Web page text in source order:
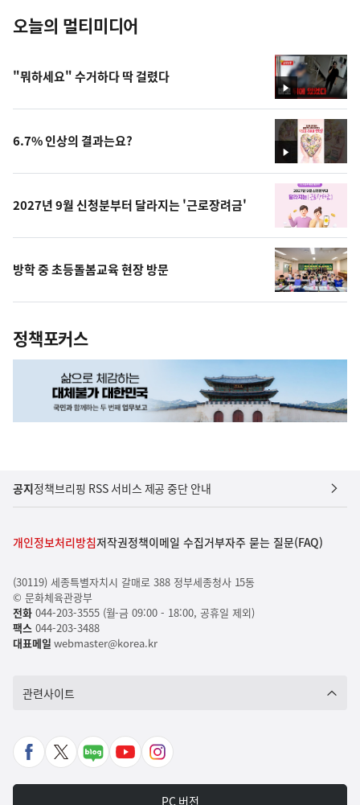
오늘의 멀티미디어
영
상
"뭐하세요" 수거하다 딱 걸렸다
영
상
6.7% 인상의 결과는요?
2027년 9월 신청분부터 달라지는 '근로장려금'
방학 중 초등돌봄교육 현장 방문
정책포커스
공지정책브리핑 RSS 서비스 제공 중단 안내
개인정보처리방침저작권정책이메일 수집거부자주 묻는 질문(FAQ)
(30119) 세종특별자치시 갈매로 388 정부세종청사 15동
© 문화체육관광부
전화044-203-3555 (월-금 09:00 - 18:00, 공휴일 제외)
팩스044-203-3488
대표메일 webmaster@korea.kr
관련사이트
페
X
네
유
인
타
PC 버전